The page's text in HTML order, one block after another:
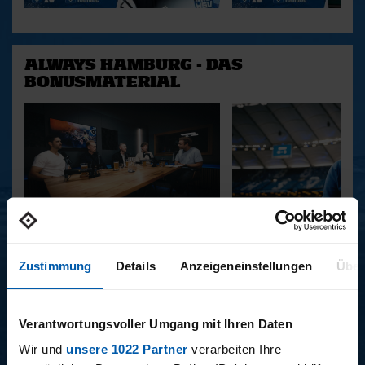
Zustimmung Details Anzeigeneinstellungen
Verantwortungsvoller Umgang mit Ihren Daten
Wir und unsere 1022 Partner verarbeiten Ihre
ALWAYS HAMBURG - DAS
BONUSMATERIAL
15.12.2025 11.12.2025
BUNDESLIGA SAISON 2025/2026